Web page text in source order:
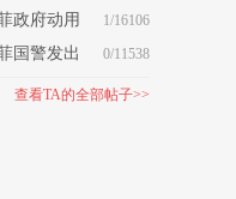
1/16106
政府动用
0/11538
国警发出
查看TA的全部帖子>>